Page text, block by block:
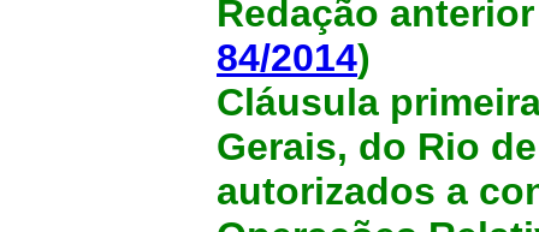
Redação
84/2014)
Cláusula
Gerais, do Rio
autorizados a